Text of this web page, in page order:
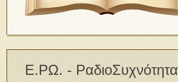
Ε.ΡΩ. - ΡαδιοΣυχνότητα